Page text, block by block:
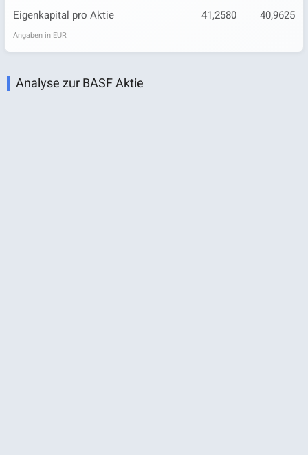
Eigenkapital pro Aktie
41,2580 40,9625
Angaben in EUR
Analyse zur BASF Aktie